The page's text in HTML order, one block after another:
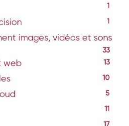
1
1
images, vidéos et sons
33
web 13
10
5